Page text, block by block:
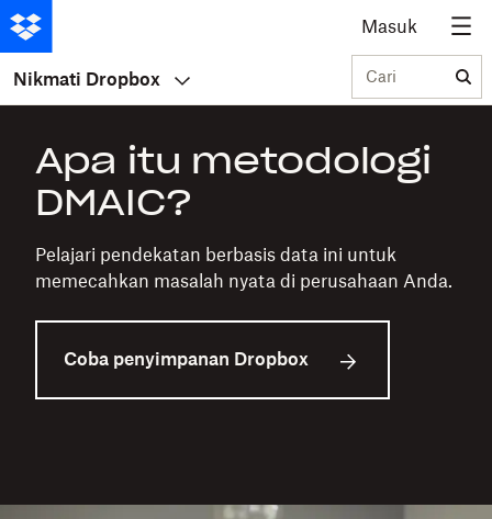
Masuk
Nikmati Dropbox Cari
Apa itu metodologi
DMAIC?
Pelajari pendekatan berbasis data ini untuk
memecahkan masalah nyata di perusahaan Anda.
Coba penyimpanan Dropbox